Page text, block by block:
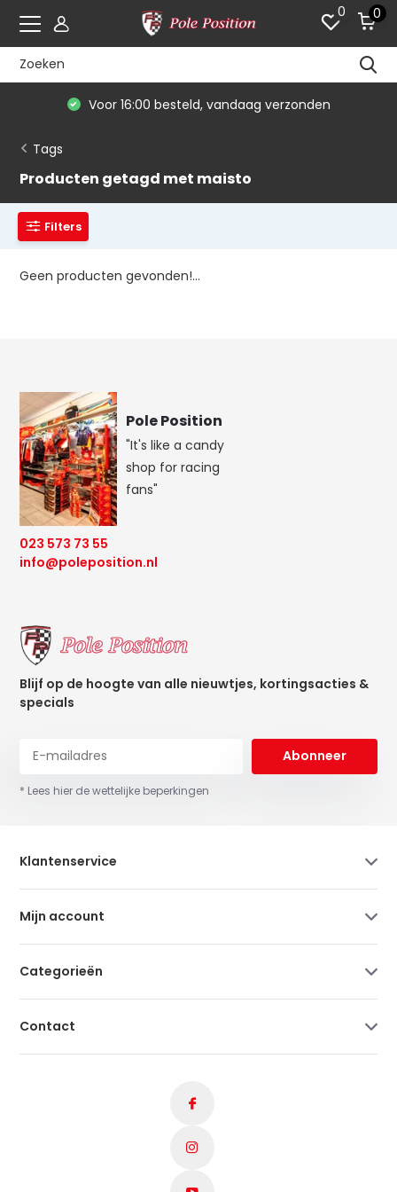
0 0
Voor 16:00 besteld, vandaag verzonden
Tags
Producten getagd met maisto
Filters
Geen producten gevonden!...
Pole Position
"It's like a candy
shop for racing
fans"
023 573 73 55
info@poleposition.nl
Blijf op de hoogte van alle nieuwtjes, kortingsacties &
specials
Abonneer
* Lees hier de wettelijke beperkingen
Klantenservice
Mijn account
Categorieën
Contact